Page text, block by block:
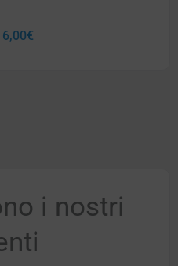
6,00€
i nostri